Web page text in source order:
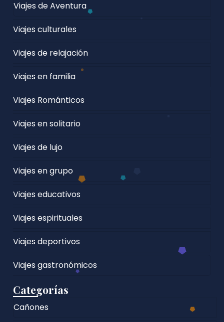
Viajes de Aventura
Viajes culturales
Viajes de relajación
Viajes en familia
Viajes Románticos
Viajes en solitario
Viajes de lujo
Viajes en grupo
Viajes educativos
Viajes espirituales
Viajes deportivos
Viajes gastronómicos
Categorías
Cañones